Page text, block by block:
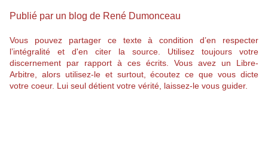
Publié par un blog de René Dumonceau
Vous pouvez partager ce texte à condition d’en respecter
l’intégralité et d'en citer la source. Utilisez toujours votre
discernement par rapport à ces écrits. Vous avez un Libre-
Arbitre, alors utilisez-le et surtout, écoutez ce que vous dicte
votre coeur. Lui seul détient votre vérité, laissez-le vous guider.